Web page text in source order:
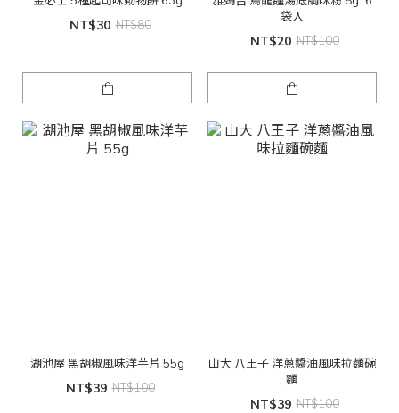
NT$30 NT$80
袋入
NT$20 NT$100
湖池屋 黑胡椒風味洋芋片 55g
NT$39 NT$100
山大 八王子 洋蔥醬油風味拉麵碗
麵
NT$39 NT$100